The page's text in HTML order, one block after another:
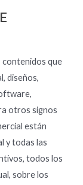
contenidos que
diseños,
otros signos
están
y todas las
todos los
sobre los